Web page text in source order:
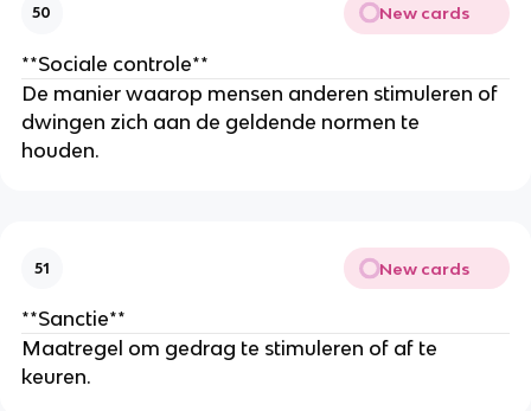
50 New cards
**Sociale controle**
De manier waarop mensen anderen stimuleren of
dwingen zich aan de geldende normen te
houden.
51 New cards
**Sanctie**
Maatregel om gedrag te stimuleren of af te
keuren.